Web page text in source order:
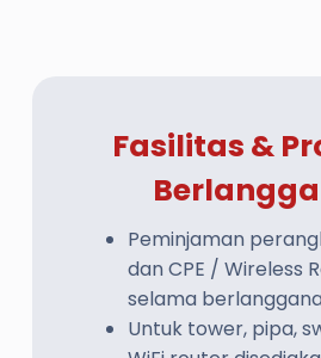
Fasilitas &
Peminjaman
dan CPE / Wireless
selama
Untuk tower, pipa,